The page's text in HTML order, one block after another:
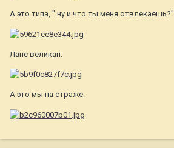
А это типа, " ну и что ты меня отвлекаешь?"
Ланс великан.
А это мы на страже.